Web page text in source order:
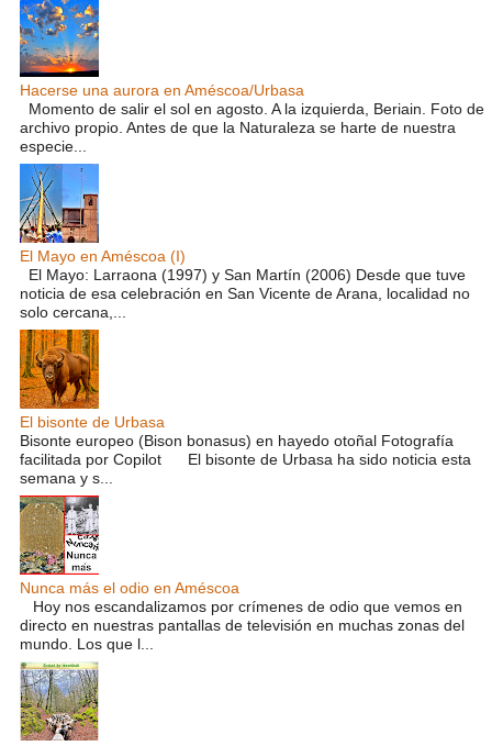
Hacerse una aurora en Améscoa/Urbasa
Momento de salir el sol en agosto. A la izquierda, Beriain. Foto de
archivo propio. Antes de que la Naturaleza se harte de nuestra
especie...
El Mayo en Améscoa (I)
El Mayo: Larraona (1997) y San Martín (2006) Desde que tuve
noticia de esa celebración en San Vicente de Arana, localidad no
solo cercana,...
El bisonte de Urbasa
Bisonte europeo (Bison bonasus) en hayedo otoñal Fotografía
facilitada por Copilot El bisonte de Urbasa ha sido noticia esta
semana y s...
Nunca más el odio en Améscoa
Hoy nos escandalizamos por crímenes de odio que vemos en
directo en nuestras pantallas de televisión en muchas zonas del
mundo. Los que l...